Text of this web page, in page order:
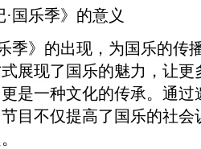
国乐季》的意义
季》的出现，为国乐的传
展现了国乐的魅力，让更
是一种文化的传承。通过
目不仅提高了国乐的社会